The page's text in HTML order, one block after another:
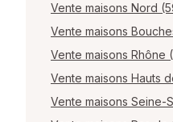
Vente maisons Nord
Vente maisons
Vente maisons Rhône
Vente maisons Hauts
Vente maisons Seine-